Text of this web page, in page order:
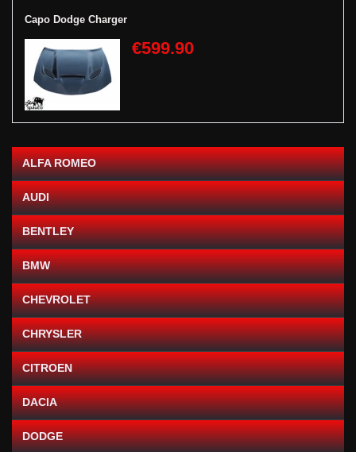
Capo Dodge Charger
€599.90
ALFA ROMEO
AUDI
BENTLEY
BMW
CHEVROLET
CHRYSLER
CITROEN
DACIA
DODGE